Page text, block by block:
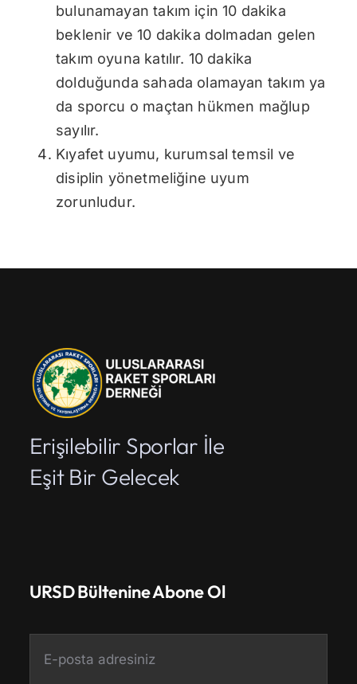
bulunamayan takım için 10 dakika
beklenir ve 10 dakika dolmadan gelen
takım oyuna katılır. 10 dakika
dolduğunda sahada olamayan takım ya
da sporcu o maçtan hükmen mağlup
sayılır.
Kıyafet uyumu, kurumsal temsil ve
disiplin yönetmeliğine uyum
zorunludur.
Erişilebilir Sporlar İle
Eşit Bir Gelecek
URSD Bültenine Abone Ol